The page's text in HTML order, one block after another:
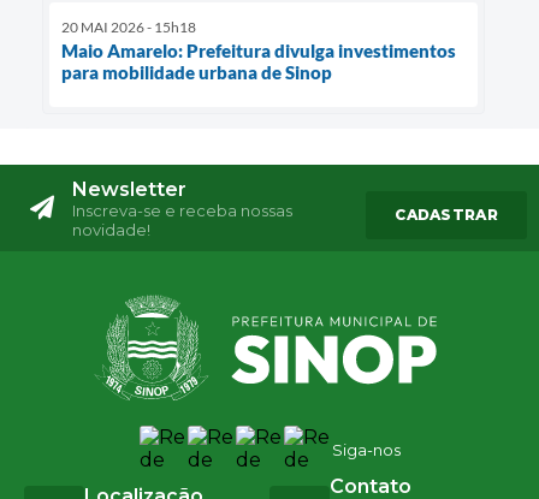
20 MAI 2026 - 15h18
Maio Amarelo: Prefeitura divulga investimentos
para mobilidade urbana de Sinop
Newsletter
Inscreva-se e receba nossas
novidade!
CADASTRAR
Siga-nos
Contato